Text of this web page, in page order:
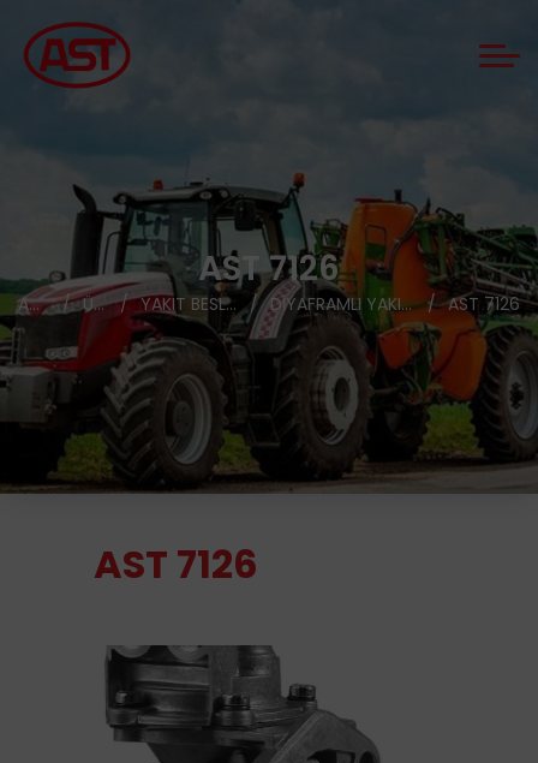
AST 7126
ANASAYFA ÜRÜNLER YAKIT BESLEME POMPALARI DIYAFRAMLI YAKIT BESLEME POMPALARI AST 7126
AST 7126